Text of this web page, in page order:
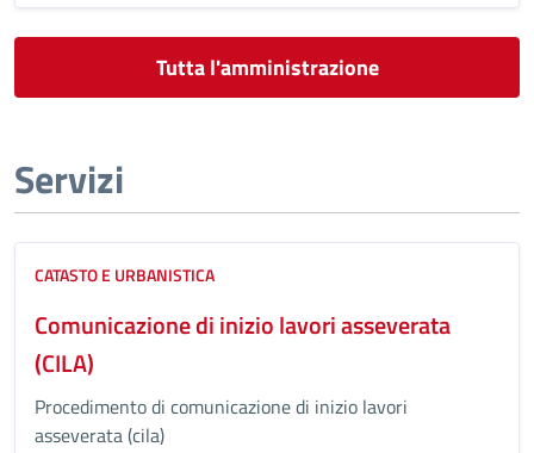
Tutta l'amministrazione
Servizi
CATASTO E URBANISTICA
Comunicazione di inizio lavori asseverata
(CILA)
Procedimento di comunicazione di inizio lavori
asseverata (cila)